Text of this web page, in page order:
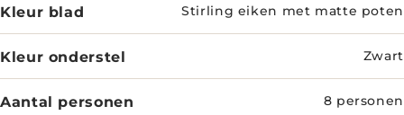
Kleur blad Stirling eiken met matte poten
Kleur onderstel Zwart
Aantal personen 8 personen